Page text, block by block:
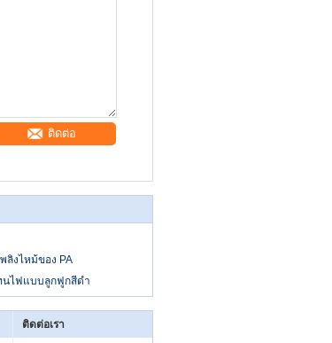
ติดต่อ
ลิงไหม้ของ PA
ไฟแบบลูกฟูกสีดำ
ติดต่อเรา